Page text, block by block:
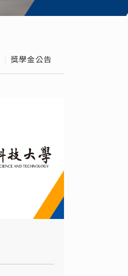
獎學金公告